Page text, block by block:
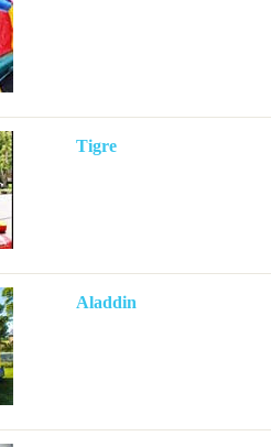
Tigre
Aladdin